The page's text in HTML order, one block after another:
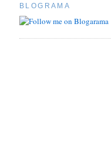
BLOGRAMA